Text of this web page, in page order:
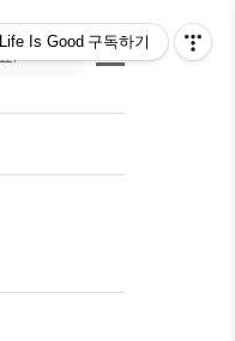
Life Is Good 구독하기